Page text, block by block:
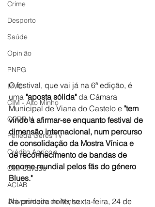
Crime
Desporto
Saúde
Opinião
PNPG
IPVC
CIM - Alto Minho
CCDR-N
Peneda Gerês TV
Crédito Agrícola
CIM-Cávado
ACIAB
Universidade do Minho
O festival, que vai já na 6ª edição, é
uma "aposta sólida" da Câmara
Municipal de Viana do Castelo e "tem
vindo a afirmar-se enquanto festival de
dimensão internacional, num percurso
de consolidação da Mostra Vínica e
de reconhecimento de bandas de
renome mundial pelos fãs do género
Blues."
Na primeira noite, sexta-feira, 24 de